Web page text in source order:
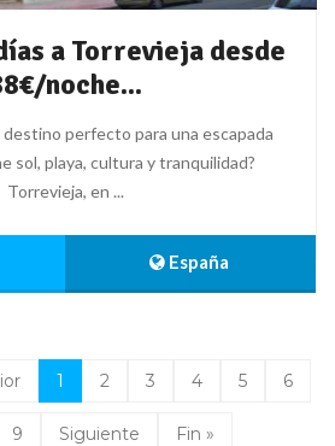
a Torrevieja desde
noche...
destino perfecto para una escapada
sol, playa, cultura y tranquilidad?
Torrevieja, en ...
España
1 2 3 4 5 6
9 Siguiente Fin »